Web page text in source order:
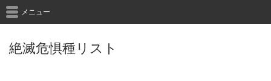
絶滅危惧種リスト
メニュー